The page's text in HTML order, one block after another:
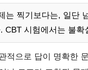
는 찍기보다는, 일단
CBT 시험에서는 불
적으로 답이 명확한